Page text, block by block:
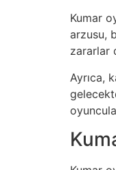
Kumar
arzusu,
zararlar
Ayrıca,